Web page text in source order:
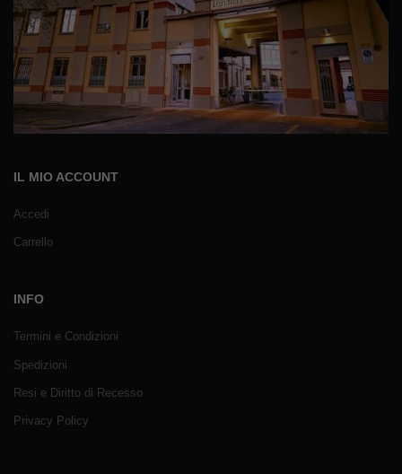
IL MIO ACCOUNT
Accedi
Carrello
INFO
Termini e Condizioni
Spedizioni
Resi e Diritto di Recesso
Privacy Policy